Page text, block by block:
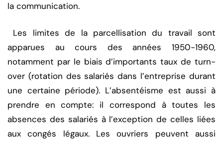
la communication.
Les limites de la parcellisation du travail sont
apparues au cours des années 1950-1960,
notamment par le biais d’importants taux de turn-
over (rotation des salariés dans l’entreprise durant
une certaine période). L’absentéisme est aussi à
prendre en compte: il correspond à toutes les
absences des salariés à l’exception de celles liées
aux congés légaux. Les ouvriers peuvent aussi